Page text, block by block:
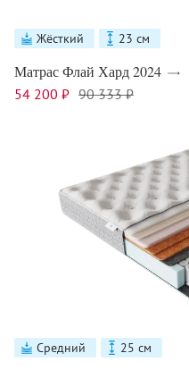
Жёсткий 23 см
Матрас Флай Хард 2024
54 200 ₽ 90 333 ₽
Средний 25 см